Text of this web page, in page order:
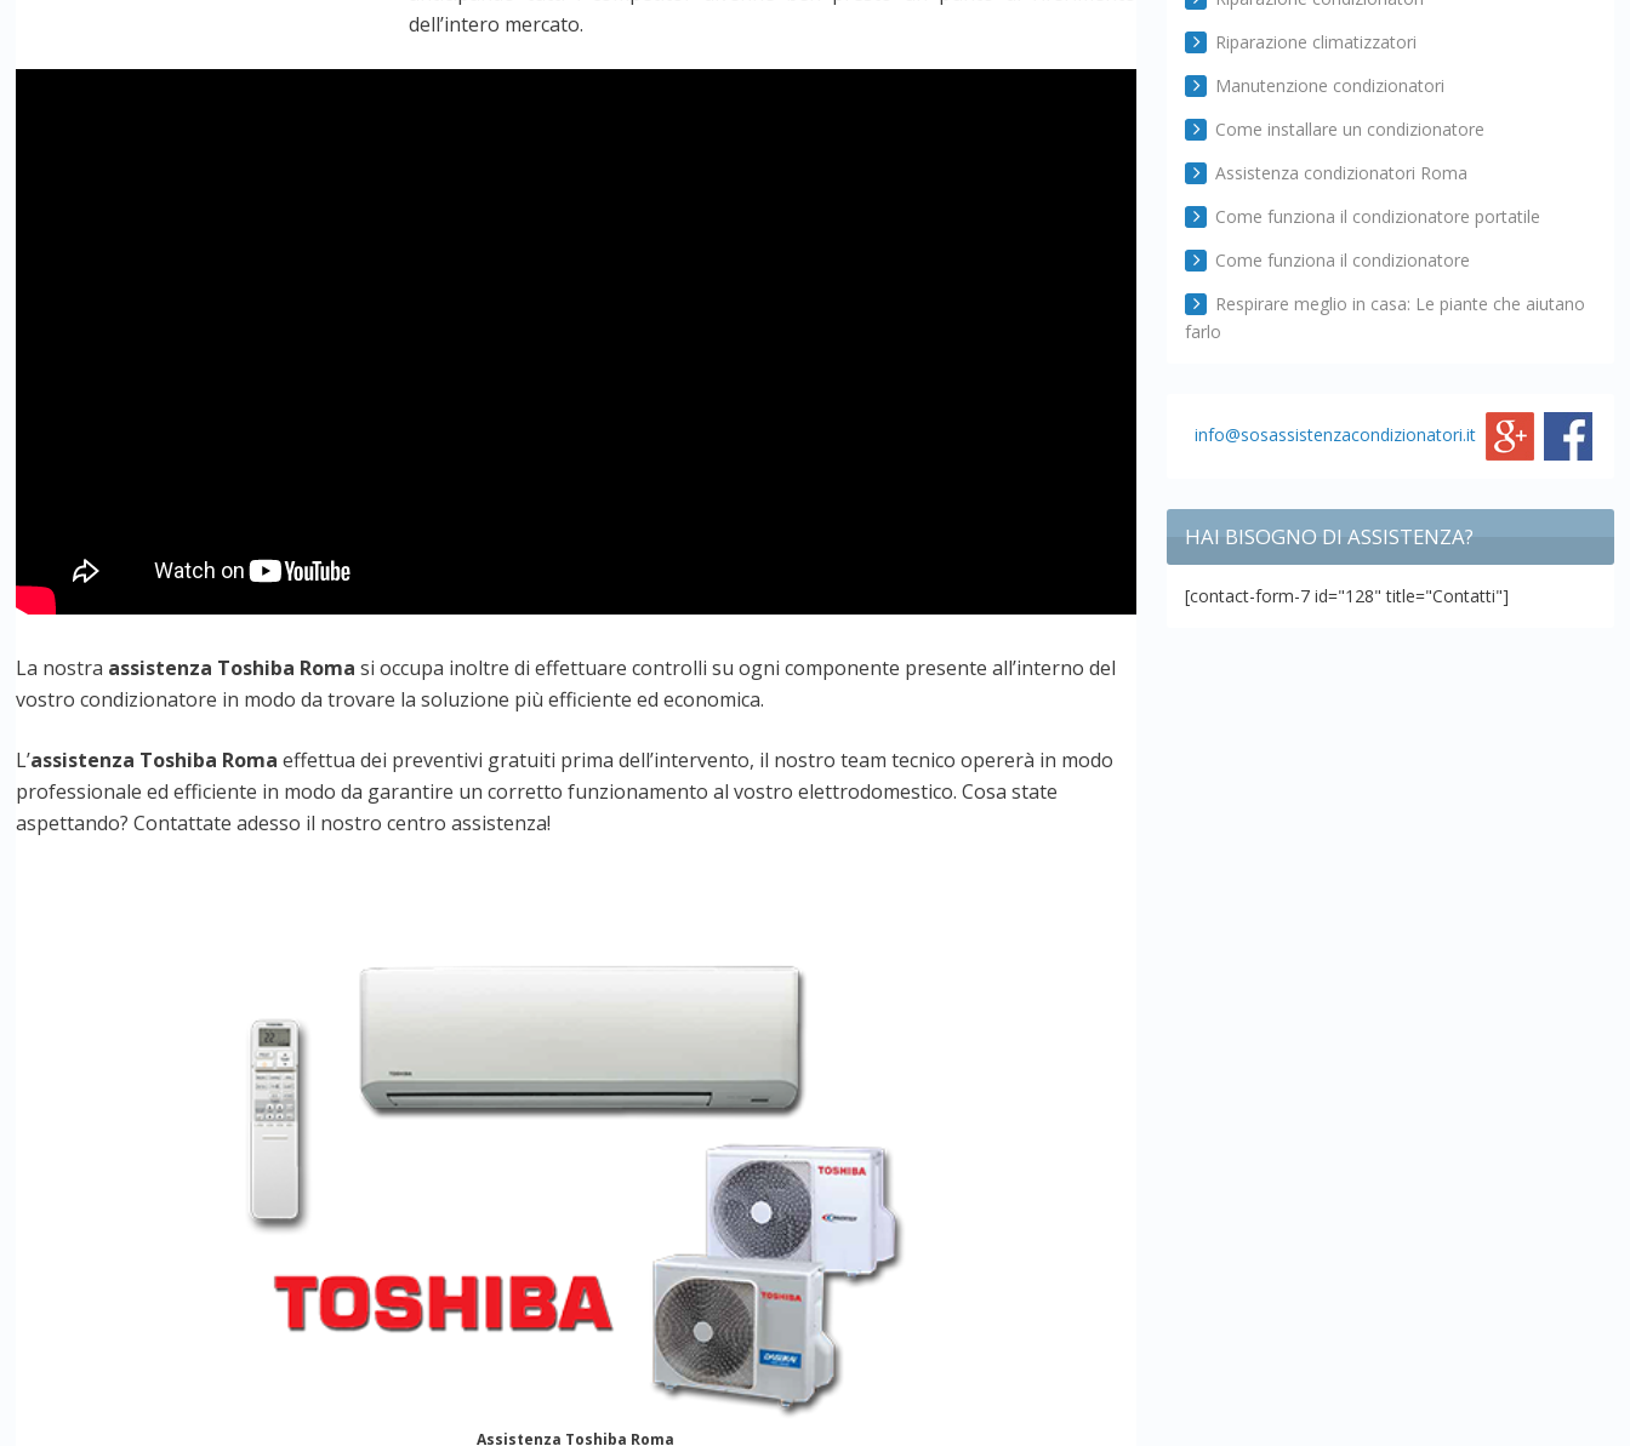
dell’intero mercato.
La nostra assistenza Toshiba Roma si occupa inoltre di effettuare controlli su ogni componente presente all’interno del
vostro condizionatore in modo da trovare la soluzione più efficiente ed economica.
L’assistenza Toshiba Roma effettua dei preventivi gratuiti prima dell’intervento, il nostro team tecnico opererà in modo
professionale ed efficiente in modo da garantire un corretto funzionamento al vostro elettrodomestico. Cosa state
aspettando? Contattate adesso il nostro centro assistenza!
Assistenza Toshiba Roma
Riparazione climatizzatori
Manutenzione condizionatori
Come installare un condizionatore
Assistenza condizionatori Roma
Come funziona il condizionatore portatile
Come funziona il condizionatore
Respirare meglio in casa: Le piante che aiutano
farlo
info@sosassistenzacondizionatori.it
HAI BISOGNO DI ASSISTENZA?
[contact-form-7 id="128" title="Contatti"]